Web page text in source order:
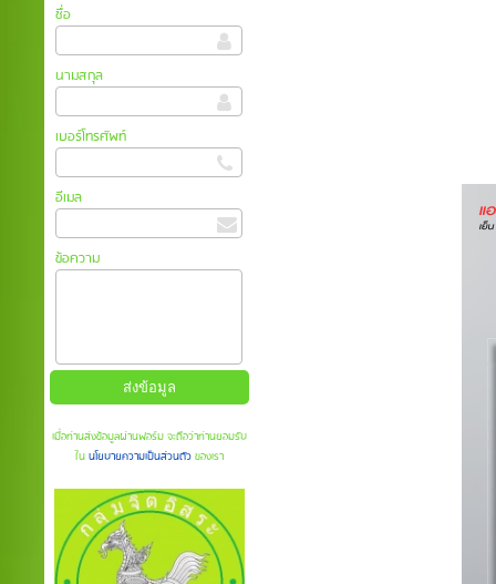
ชื่อ
นามสกุล
เบอร์โทรศัพท์
อีเมล
ข้อความ
เมื่อท่านส่งข้อมูลผ่านฟอร์ม จะถือว่าท่านยอมรับ
ในนโยบายความเป็นส่วนตัวของเรา